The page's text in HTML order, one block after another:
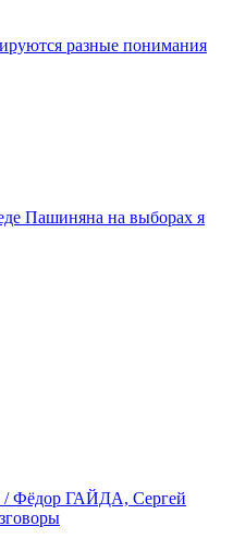
разные понимания
Пашиняна на выборах я
ГАЙДА, Сергей